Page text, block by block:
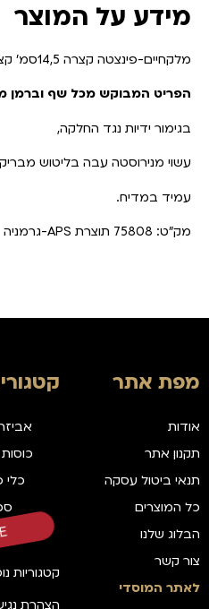
מידע על המוצר
מלקחיים-פינצטה קצרה 14,5סמ' קצוות מעוגלים.
הפריט המבוקש מכל שף וברמן
בגימור ידיות נגד החלקה,
עשוי מנירוסטה עבה בליטוש
עמיד במדיח.
מק"ט: 75808 תוצרת APS-גרמניה
מפת אתר
אודות
תקנון אתר
תנאי ביטול עסקה
כל המוצרים
הבלוג שלנו
צור קשר
לאתר המוסדי
כלי
קטגוריות
הצהרת